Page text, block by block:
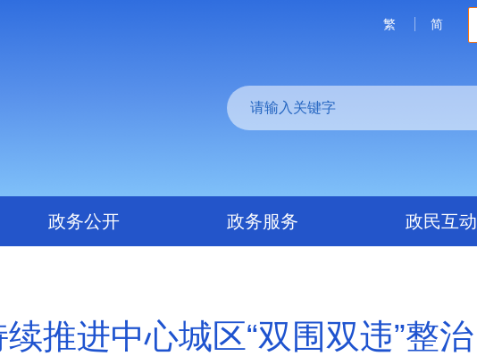
繁 简
政务公开 政务服务 政民互动
推进中心城区“双围双违”整治